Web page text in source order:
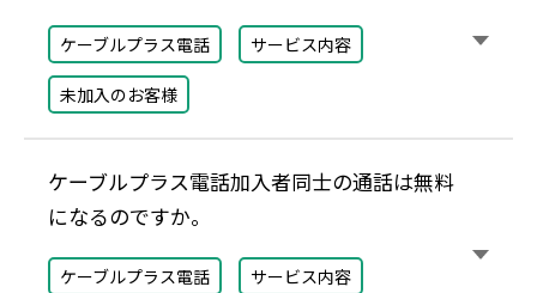
ケーブルプラス電話 サービス内容
未加入のお客様
ケーブルプラス電話加入者同士の通話は無料
になるのですか。
ケーブルプラス電話 サービス内容